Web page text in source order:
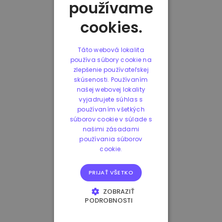
používame
cookies.
Táto webová lokalita
používa súbory cookie na
zlepšenie používateľskej
skúsenosti. Používaním
našej webovej lokality
vyjadrujete súhlas s
používaním všetkých
súborov cookie v súlade s
našimi zásadami
používania súborov
cookie.
PRIJAŤ VŠETKO
ZOBRAZIŤ
PODROBNOSTI